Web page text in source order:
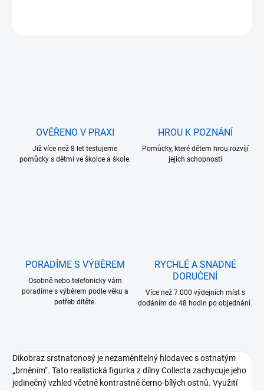
OVĚŘENO V PRAXI
Již více než 8 let testujeme
pomůcky s dětmi ve školce a škole.
HROU K POZNÁNÍ
Pomůcky, které dětem hrou rozvíjí
jejich schopnosti
PORADÍME S VÝBĚREM
Osobně nebo telefonicky vám
poradíme s výběrem podle věku a
potřeb dítěte.
RYCHLÉ A SNADNÉ
DORUČENÍ
Více než 7.000 výdejních míst s
dodáním do 48 hodin po objednání.
Dikobraz srstnatonosý je nezaměnitelný hlodavec s ostnatým
„brněním“. Tato realistická figurka z dílny Collecta zachycuje jeho
jedinečný vzhled včetně kontrastně černo-bílých ostnů. Využití